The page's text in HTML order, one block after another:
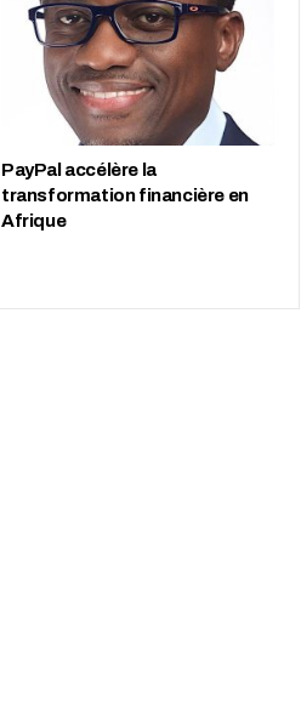
PayPal accélère la
transformation financière en
Afrique